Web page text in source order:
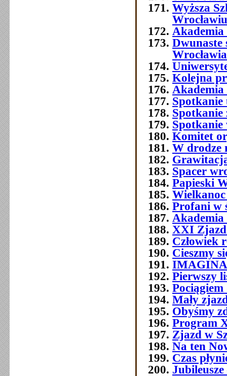
Wyższa
Wrocławiu
Dwunaste
Wrocławia
Kolejna
Akademia
Spotkanie
Spotkanie
Spotkanie
Komitet
W drodze
Spacer
Papieski
Profani w
XXI
Człowiek
Cieszmy
Pierwszy
Mały
Obyśmy
Program
Zjazd w
Na ten
Czas